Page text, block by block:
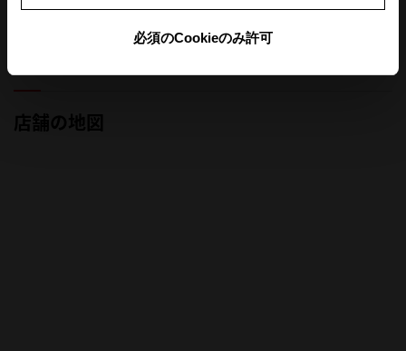
必須のCookieのみ許可
定休日 午前休業
店舗の地図